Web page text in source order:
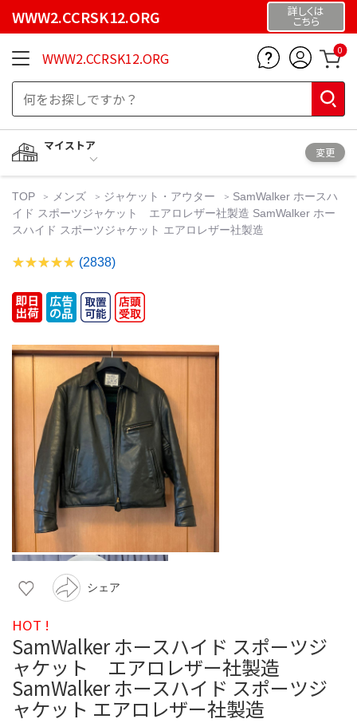
WWW2.CCRSK12.ORG 詳しくは
こちら
WWW2.CCRSK12.ORG 0
マイストア
変更
TOP メンズ ジャケット・アウター
SamWalker ホースハ
イド スポーツジャケット エアロレザー社製造 SamWalker ホー
スハイド スポーツジャケット エアロレザー社製造
(2838)
シェア
HOT !
SamWalker ホースハイド スポーツジ
ャケット エアロレザー社製造
SamWalker ホースハイド スポーツジ
ャケット エアロレザー社製造